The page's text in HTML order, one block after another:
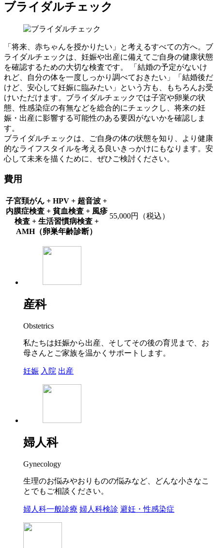
ブライダルチェック
「将来、赤ちゃんを授かりたい」と考えるすべての方へ。ブ
ライダルチェックは、妊娠や出産に備えてご自身の健康状態
を確認するための大切な検査です。 「結婚の予定がないけ
れど、自分の体を一度しっかり調べておきたい」「結婚後だ
けど、安心して妊娠に臨みたい」という方も、もちろんお受
けいただけます。ブライダルチェックでは子宮や卵巣の状
態、性感染症の有無などを総合的にチェックし、将来の妊
娠・出産に影響する可能性のある要因がないかを確認しま
す。
ブライダルチェックは、ご自身の体の状態を知り、より健康
的なライフスタイルを考える良いきっかけにもなります。安
心して未来を描くために、ぜひご検討ください。
費用
子宮頚がん + HPV + 超音波 +
内膜症検査 + 貧血検査 + 風疹
検査 + 生活習慣病検査 +
AMH（卵巣年齢診断）
55,000円（税込）
産科
Obstetrics
私たちは妊娠から出産、そしてその後の育児まで、お
母さんとご家族を温かくサポートします。
妊娠 入院 出産
婦人科
Gynecology
生理のお悩みやおりものの悩みなど、どんな小さなこ
とでもご相談ください。
婦人科一般診療 婦人科検診 避妊・性感染症